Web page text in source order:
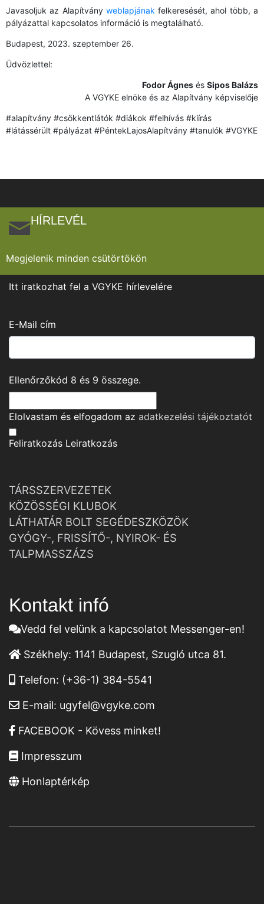
Javasoljuk az Alapítvány weblapjának felkeresését, ahol több, a
pályázattal kapcsolatos információ is megtalálható.
Budapest, 2023. szeptember 26.
Üdvözlettel:
Fodor Ágnes és Sipos Balázs
A VGYKE elnöke és az Alapítvány képviselője
#alapítvány #csökkentlátók #diákok #felhívás #kiírás
#látássérült #pályázat #PéntekLajosAlapítvány #tanulók #VGYKE
HÍRLEVÉL
Megjelenik minden csütörtökön
Itt iratkozhat fel a VGYKE hírlevelére
E-Mail cím
Ellenőrzőkód 8 és 9 összege.
Elolvastam és elfogadom az adatkezelési tájékoztatót
Feliratkozás Leiratkozás
TÁRSSZERVEZETEK
KÖZÖSSÉGI KLUBOK
LÁTHATÁR BOLT SEGÉDESZKÖZÖK
GYÓGY-, FRISSÍTŐ-, NYIROK- ÉS
TALPMASSZÁZS
Kontakt infó
Vedd fel velünk a kapcsolatot Messenger-en!
Székhely: 1141 Budapest, Szugló utca 81.
Telefon: (+36-1) 384-5541
E-mail: ugyfel@vgyke.com
FACEBOOK - Kövess minket!
Impresszum
Honlaptérkép